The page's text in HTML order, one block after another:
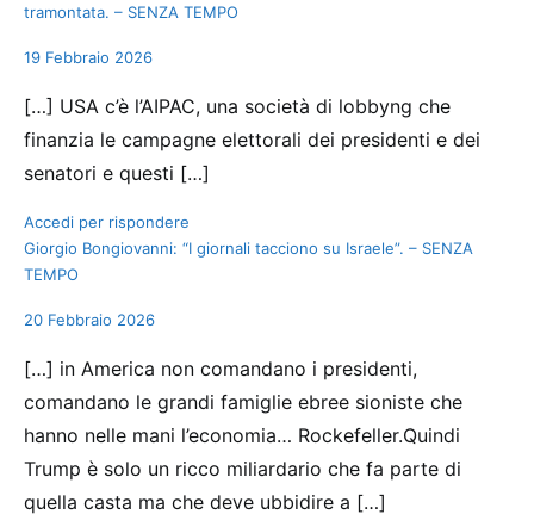
tramontata. – SENZA TEMPO
19 Febbraio 2026
[…] USA c’è l’AIPAC, una società di lobbyng che
finanzia le campagne elettorali dei presidenti e dei
senatori e questi […]
Accedi per rispondere
Giorgio Bongiovanni: “I giornali tacciono su Israele”. – SENZA
TEMPO
20 Febbraio 2026
[…] in America non comandano i presidenti,
comandano le grandi famiglie ebree sioniste che
hanno nelle mani l’economia… Rockefeller.Quindi
Trump è solo un ricco miliardario che fa parte di
quella casta ma che deve ubbidire a […]